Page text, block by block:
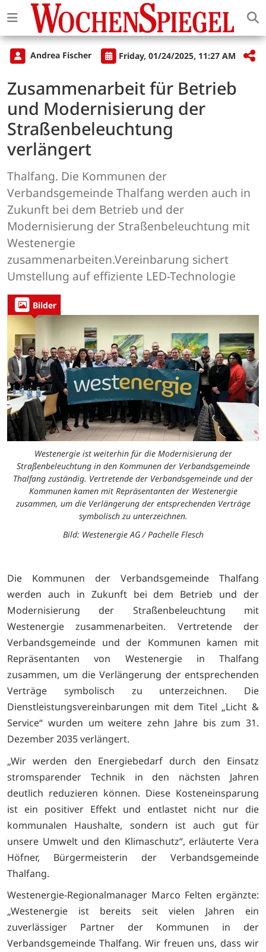
Andrea Fischer Friday, 01/24/2025, 11:27 AM
Zusammenarbeit für Betrieb
und Modernisierung der
Straßenbeleuchtung
verlängert
Thalfang. Die Kommunen der
Verbandsgemeinde Thalfang werden auch in
Zukunft bei dem Betrieb und der
Modernisierung der Straßenbeleuchtung mit
Westenergie
zusammenarbeiten.Vereinbarung sichert
Umstellung auf effiziente LED-Technologie
Bilder
Westenergie ist weiterhin für die Modernisierung der
Straßenbeleuchtung in den Kommunen der Verbandsgemeinde
Thalfang zuständig. Vertretende der Verbandsgemeinde und der
Kommunen kamen mit Repräsentanten der Westenergie
zusammen, um die Verlängerung der entsprechenden Verträge
symbolisch zu unterzeichnen.
Bild: Westenergie AG / Pachelle Flesch
Die Kommunen der Verbandsgemeinde Thalfang
werden auch in Zukunft bei dem Betrieb und der
Modernisierung der Straßenbeleuchtung mit
Westenergie zusammenarbeiten. Vertretende der
Verbandsgemeinde und der Kommunen kamen mit
Repräsentanten von Westenergie in Thalfang
zusammen, um die Verlängerung der entsprechenden
Verträge symbolisch zu unterzeichnen. Die
Dienstleistungsvereinbarungen mit dem Titel „Licht &
Service“ wurden um weitere zehn Jahre bis zum 31.
Dezember 2035 verlängert.
„Wir werden den Energiebedarf durch den Einsatz
stromsparender Technik in den nächsten Jahren
deutlich reduzieren können. Diese Kosteneinsparung
ist ein positiver Effekt und entlastet nicht nur die
kommunalen Haushalte, sondern ist auch gut für
unsere Umwelt und den Klimaschutz“, erläuterte Vera
Höfner, Bürgermeisterin der Verbandsgemeinde
Thalfang.
Westenergie-Regionalmanager Marco Felten ergänzte:
„Westenergie ist bereits seit vielen Jahren ein
zuverlässiger Partner der Kommunen in der
Verbandsgemeinde Thalfang. Wir freuen uns, dass wir